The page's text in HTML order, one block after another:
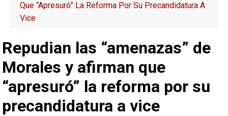
Que “apresuró” La Reforma Por Su Precandidatura A
Vice
Repudian las “amenazas” de
Morales y afirman que
“apresuró” la reforma por su
precandidatura a vice